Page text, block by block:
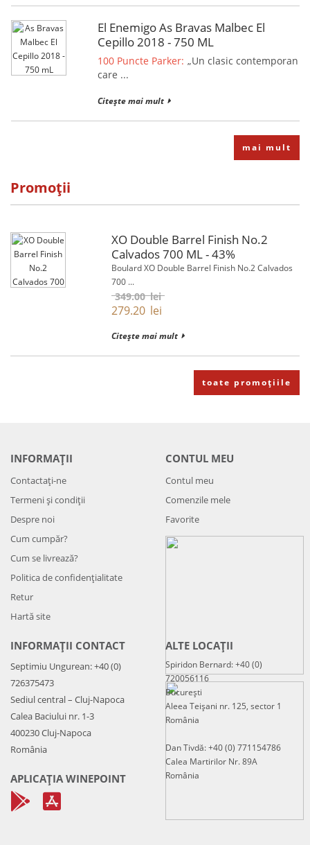
El Enemigo As Bravas Malbec El
Cepillo 2018 - 750 ML
100 Puncte Parker: „Un clasic contemporan
care ...
Citește mai mult
mai mult
Promoții
XO Double Barrel Finish No.2
Calvados 700 ML - 43%
Boulard XO Double Barrel Finish No.2 Calvados
700 ...
349.00lei
279.20 lei
Citește mai mult
toate promoțiile
INFORMAȚII
Contactați-ne
Termeni și condiții
Despre noi
Cum cumpăr?
Cum se livrează?
Politica de confidenţialitate
Retur
Hartă site
CONTUL MEU
Contul meu
Comenzile mele
Favorite
INFORMAȚII CONTACT
Septimiu Ungurean: +40 (0)
726375473
Sediul central – Cluj-Napoca
Calea Baciului nr. 1-3
400230 Cluj-Napoca
România
APLICAȚIA WINEPOINT
ALTE LOCAȚII
Spiridon Bernard: +40 (0)
720056116
București
Aleea Teișani nr. 125, sector 1
România
Dan Tivdă: +40 (0) 771154786
Calea Martirilor Nr. 89A
România